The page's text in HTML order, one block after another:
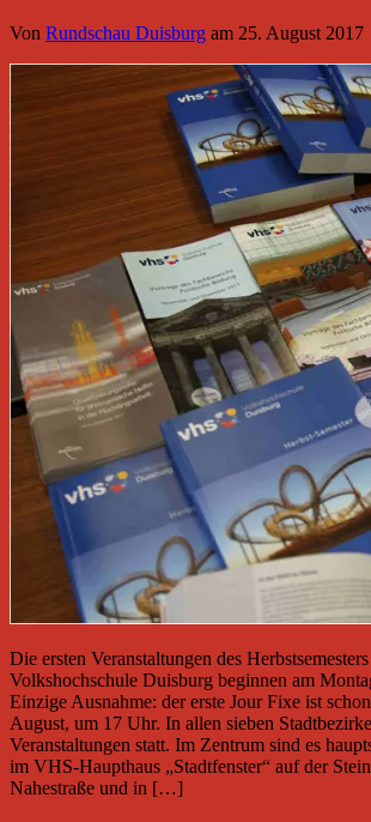
Von Rundschau Duisburg am 25. August 2017
Die ersten Veranstaltungen des
Volkshochschule Duisburg beginnen am
Einzige Ausnahme: der erste Jour Fixe ist
August, um 17 Uhr. In allen sieben
Veranstaltungen statt. Im Zentrum sind es
im VHS-Haupthaus „Stadtfenster“ auf der
Nahestraße und in […]